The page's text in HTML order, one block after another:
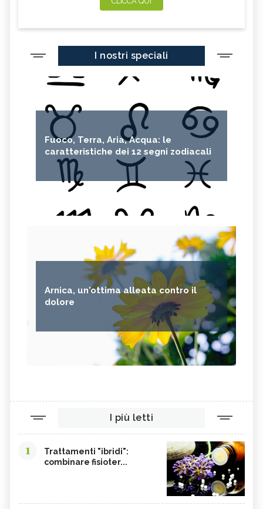
I nostri speciali
Fuoco, Terra, Aria, Acqua: le
caratteristiche dei 12 segni zodiacali
Arnica, un'ottima alleata contro il
dolore
I più letti
1
Trattamenti "ibridi":
combinare fisioter...